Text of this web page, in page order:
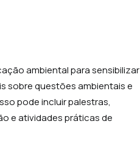
ambiental para sensibilizar
sobre questões ambientais e
pode incluir palestras,
e atividades práticas de